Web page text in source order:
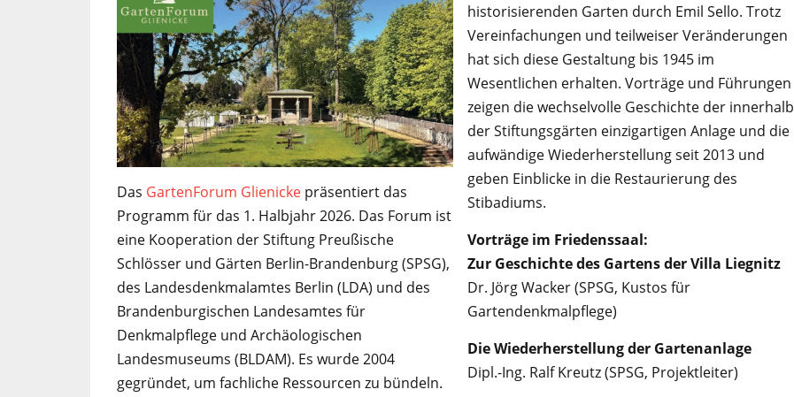
Das GartenForum Glienicke präsentiert das
Programm für das 1. Halbjahr 2026. Das Forum ist
eine Kooperation der Stiftung Preußische
Schlösser und Gärten Berlin-Brandenburg (SPSG),
des Landesdenkmalamtes Berlin (LDA) und des
Brandenburgischen Landesamtes für
Denkmalpflege und Archäologischen
Landesmuseums (BLDAM). Es wurde 2004
gegründet, um fachliche Ressourcen zu bündeln.
historisierenden Garten durch Emil Sello. Trotz
Vereinfachungen und teilweiser Veränderungen
hat sich diese Gestaltung bis 1945 im
Wesentlichen erhalten. Vorträge und Führungen
zeigen die wechselvolle Geschichte der innerhalb
der Stiftungsgärten einzigartigen Anlage und die
aufwändige Wiederherstellung seit 2013 und
geben Einblicke in die Restaurierung des
Stibadiums.
Vorträge im Friedenssaal:
Zur Geschichte des Gartens der Villa Liegnitz
Dr. Jörg Wacker (SPSG, Kustos für
Gartendenkmalpflege)
Die Wiederherstellung der Gartenanlage
Dipl.-Ing. Ralf Kreutz (SPSG, Projektleiter)